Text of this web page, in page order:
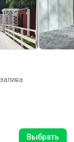
Выбрать